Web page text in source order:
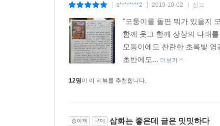
따라 잔잔한 행복의 꽃이 피어나리라는 것을 알
그 무엇도 타고난 앤의 상상력과 꿈이 가득한 이
--- 「38장, 길모퉁이에서」 중에서
s********2 2019-10-02 신고
"모퉁이를 돌면 뭐가 있을지
함께 웃고 함께 상상의 나래
모퉁이에도 찬란한 초록빛
초반에도... 더보기
12명이 이 리뷰를 추천합니다.
종이책 구매 삽화는 좋은데 글은 밋밋하다